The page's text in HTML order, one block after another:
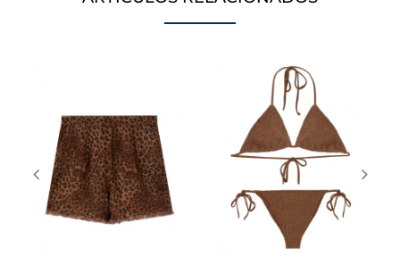
Cookies de marketing
las páginas web. La intención es mostrar anuncios
relevantes y atractivos para el usuario individual.
GUARDAR CONFIGURACIÓN
Puedes volver a configurar tus cookies desde la sección
"Configuración de cookies" al pie de la página. También puedes